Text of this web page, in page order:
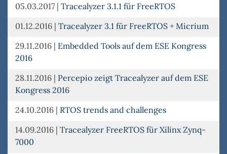
05.03.2017 | Tracealyzer 3.1.1 für FreeRTOS
01.12.2016 | Tracealyzer 3.1 für FreeRTOS + Micrium
29.11.2016 | Embedded Tools auf dem ESE Kongress
2016
28.11.2016 | Percepio zeigt Tracealyzer auf dem ESE
Kongress 2016
24.10.2016 | RTOS trends and challenges
14.09.2016 | Tracealyzer FreeRTOS für Xilinx Zynq-
7000